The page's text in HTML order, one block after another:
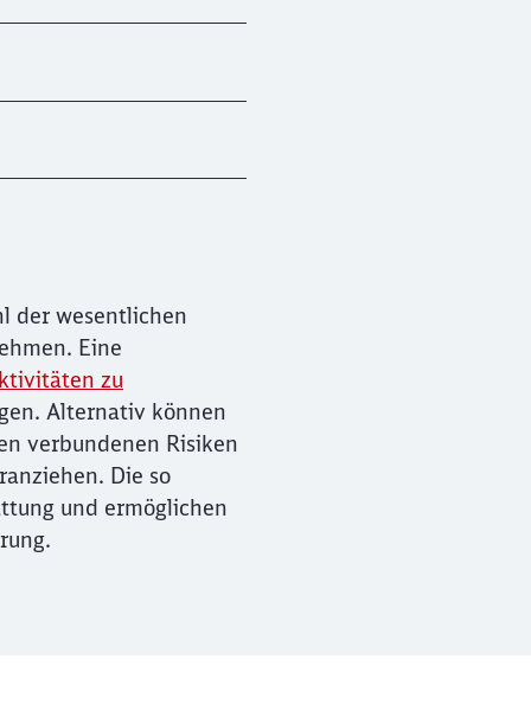
der wesentlichen
Eine
zu
Alternativ können
verbundenen Risiken
Die so
und ermöglichen